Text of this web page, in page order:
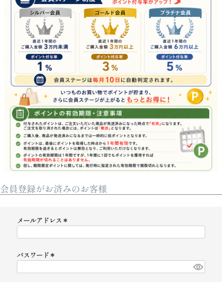
会員登録がお済みのお客様
メールアドレス
)
パスワード